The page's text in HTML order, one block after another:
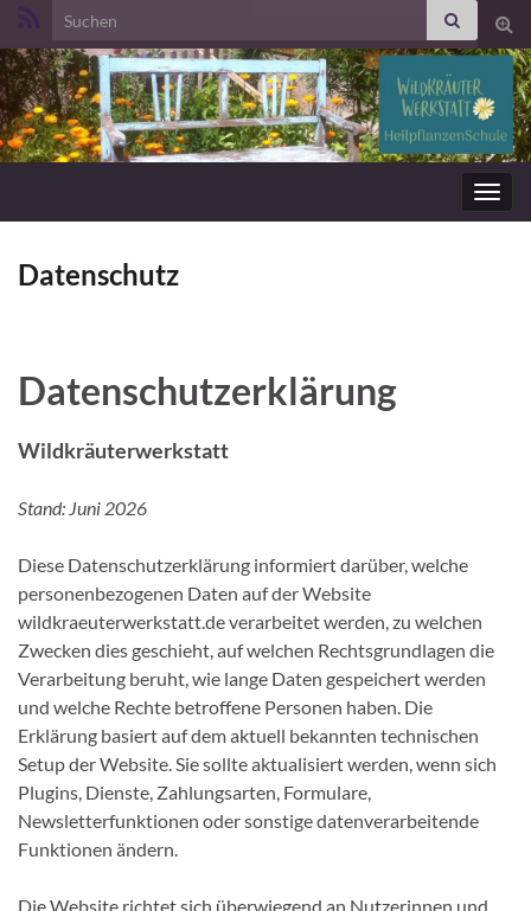
Search for:
Datenschutz
Datenschutzerklärung
Wildkräuterwerkstatt
Stand: Juni 2026
Diese Datenschutzerklärung informiert darüber, welche
personenbezogenen Daten auf der Website
wildkraeuterwerkstatt.de verarbeitet werden, zu welchen
Zwecken dies geschieht, auf welchen Rechtsgrundlagen die
Verarbeitung beruht, wie lange Daten gespeichert werden
und welche Rechte betroffene Personen haben. Die
Erklärung basiert auf dem aktuell bekannten technischen
Setup der Website. Sie sollte aktualisiert werden, wenn sich
Plugins, Dienste, Zahlungsarten, Formulare,
Newsletterfunktionen oder sonstige datenverarbeitende
Funktionen ändern.
Die Website richtet sich überwiegend an Nutzerinnen und